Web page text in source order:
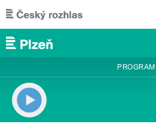
Přejít k hlavnímu obsahu
PROGRAM